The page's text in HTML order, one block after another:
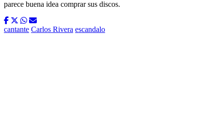
parece buena idea comprar sus discos.
cantante Carlos Rivera escandalo